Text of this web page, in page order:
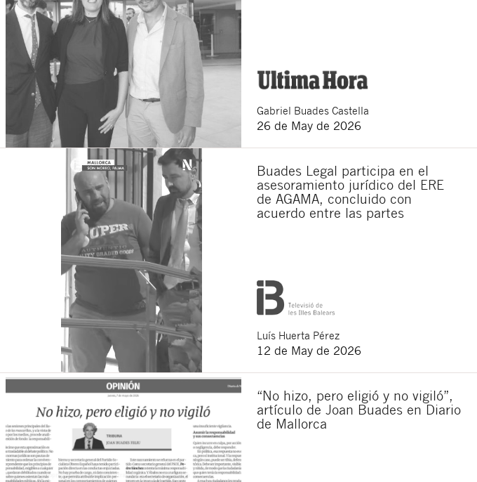
Gabriel Buades Castella
26 de May de 2026
Buades Legal participa en el
asesoramiento jurídico del ERE
de AGAMA, concluido con
acuerdo entre las partes
Luís Huerta Pérez
12 de May de 2026
“No hizo, pero eligió y no vigiló”,
artículo de Joan Buades en Diario
de Mallorca